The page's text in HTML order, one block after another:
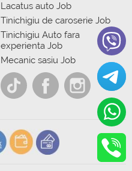
Lacatus auto Job
Tinichigiu de caroserie Job
Tinichigiu Auto fara
experienta Job
Mecanic sasiu Job